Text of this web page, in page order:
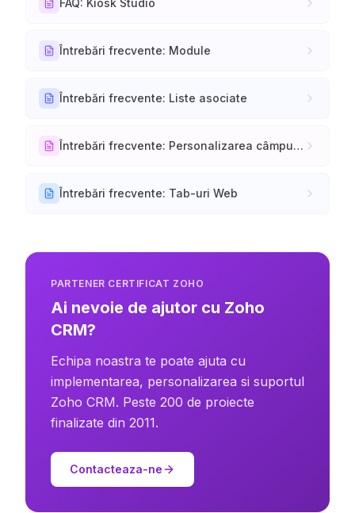
FAQ: Kiosk Studio
Întrebări frecvente: Module
Întrebări frecvente: Liste asociate
Întrebări frecvente: Personalizarea câmpurilor
Întrebări frecvente: Tab-uri Web
PARTENER CERTIFICAT ZOHO
Ai nevoie de ajutor cu Zoho
CRM?
Echipa noastra te poate ajuta cu
implementarea, personalizarea si suportul
Zoho CRM. Peste 200 de proiecte
finalizate din 2011.
Contacteaza-ne